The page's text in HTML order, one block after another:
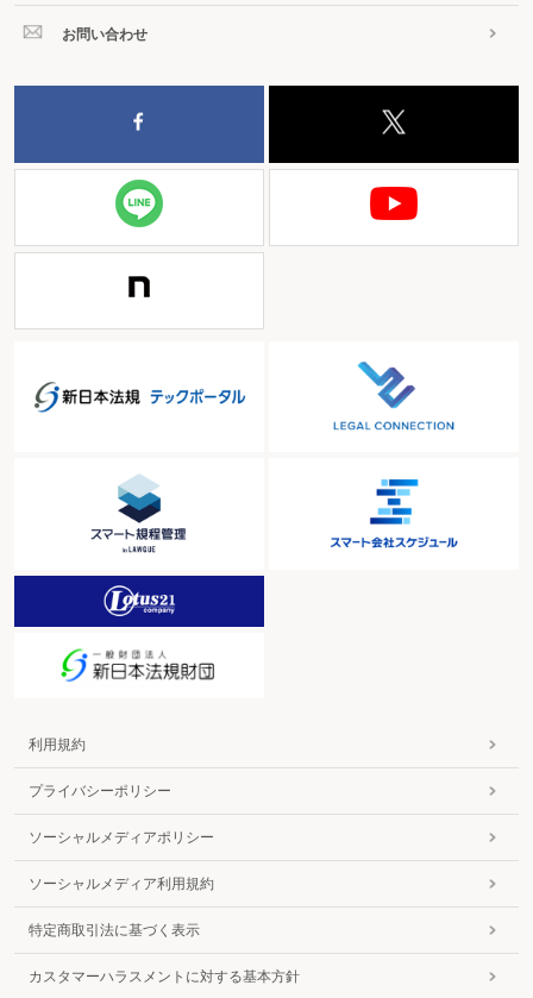
お問い合わせ
利用規約
プライバシーポリシー
ソーシャルメディアポリシー
ソーシャルメディア利用規約
特定商取引法に基づく表示
カスタマーハラスメントに対する基本方針